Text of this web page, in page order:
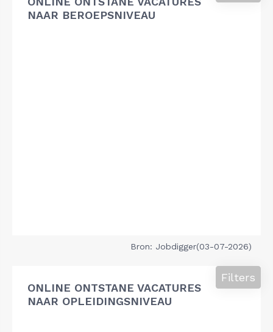
NAAR BEROEPSNIVEAU
Bron: Jobdigger(03-07-2026)
ONLINE ONTSTANE VACATURES
NAAR OPLEIDINGSNIVEAU
Filters